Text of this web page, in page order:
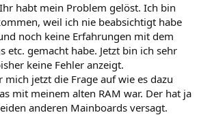
habt mein Problem gelöst. Ich bin
weil ich nie beabsichtigt habe
noch keine Erfahrungen mit dem
etc. gemacht habe. Jetzt bin ich sehr
keine Fehler anzeigt.
jetzt die Frage auf wie es dazu
mit meinem alten RAM war. Der hat ja
anderen Mainboards versagt.